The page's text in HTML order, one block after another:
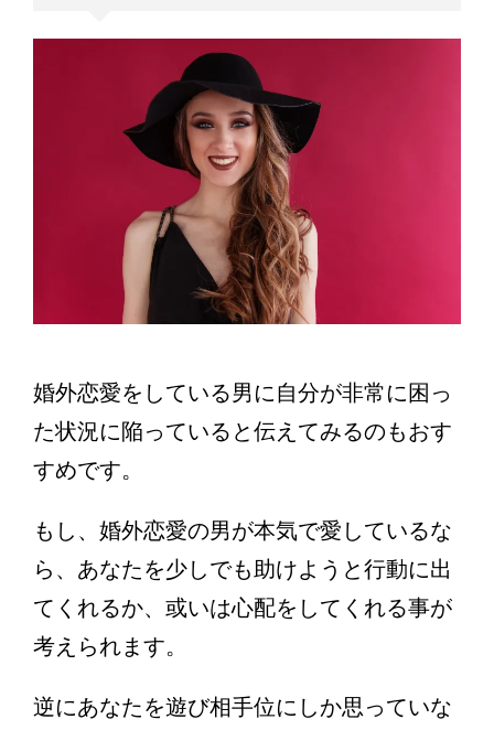
婚外恋愛をしている男に自分が非常に困っ
た状況に陥っていると伝えてみるのもおす
すめです。
もし、婚外恋愛の男が本気で愛しているな
ら、あなたを少しでも助けようと行動に出
てくれるか、或いは心配をしてくれる事が
考えられます。
逆にあなたを遊び相手位にしか思っていな